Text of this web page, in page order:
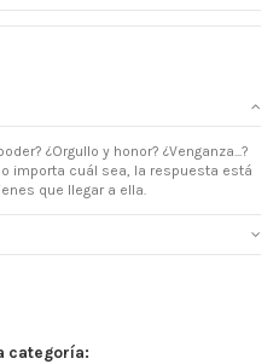
¿Orgullo y honor? ¿Venganza...?
importa cuál sea, la respuesta está
que llegar a ella.
categoría: